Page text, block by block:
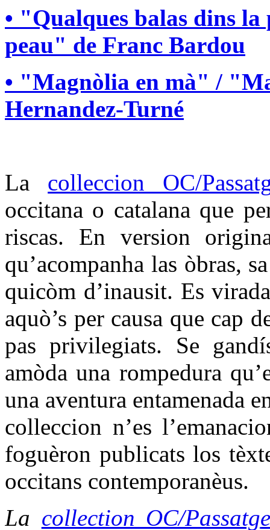
• "Qualques balas dins
peau" de Franc Bardou
• "Magnòlia en mà" /
Hernandez-Turné
La colleccion OC/
occitana o catalana que
riscas. En version
qu’acompanha las òbras,
quicòm d’inausit. Es
aquò’s per causa que cap
pas privilegiats. Se
amòda una rompedura
una aventura entamenada
colleccion n’es
foguèron publicats los
occitans contemporanèus.
La collection OC/Passatg